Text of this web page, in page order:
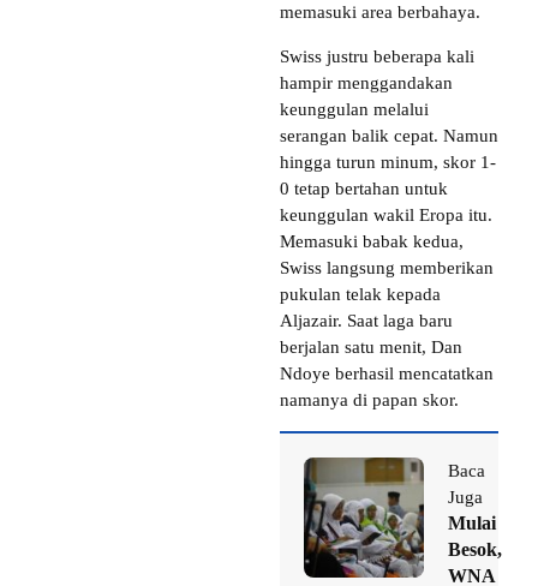
memasuki area berbahaya.
Swiss justru beberapa kali
hampir menggandakan
keunggulan melalui
serangan balik cepat. Namun
hingga turun minum, skor 1-
0 tetap bertahan untuk
keunggulan wakil Eropa itu.
Memasuki babak kedua,
Swiss langsung memberikan
pukulan telak kepada
Aljazair. Saat laga baru
berjalan satu menit, Dan
Ndoye berhasil mencatatkan
namanya di papan skor.
Baca
Juga
Mulai
Besok,
WNA